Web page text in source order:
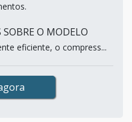
O MODELO
eficiente, o compress...